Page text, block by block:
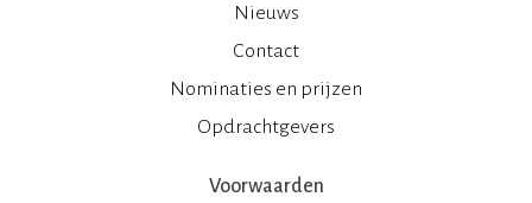
Nieuws
Contact
Nominaties en prijzen
Opdrachtgevers
Voorwaarden